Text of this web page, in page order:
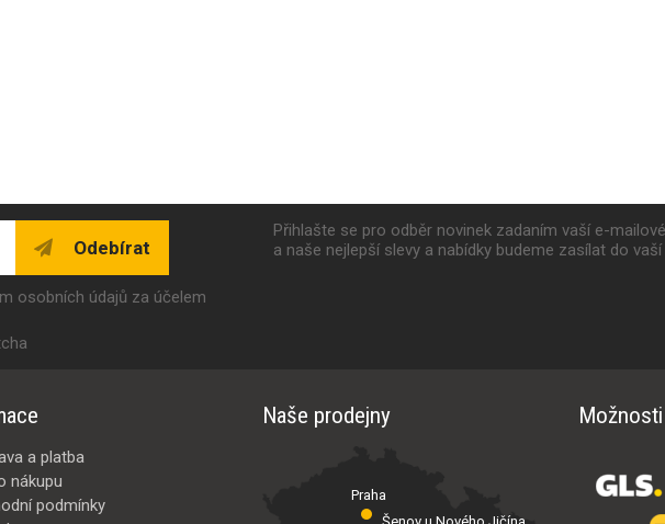
Odebírat
osobních údajů za účelem
Přihlašte se pro odběr novinek zadaním vaší e-
a naše nejlepší slevy a nabídky budeme zasílat do vaší
a platba
nákupu
podmínky
Naše prodejny
Praha